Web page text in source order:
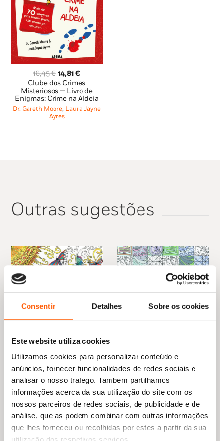
Consentir Detalhes Sobre os cookies
Este website utiliza cookies
Utilizamos cookies para personalizar conteúdo e
anúncios, fornecer funcionalidades de redes sociais e
analisar o nosso tráfego. Também partilhamos
informações acerca da sua utilização do site com os
nossos parceiros de redes sociais, de publicidade e de
análise, que as podem combinar com outras informações
que lhes forneceu ou recolhidas por estes a partir da sua
utilização dos respetivos serviços.
16,45€ O
preço
original
era:
16,45 €.
14,81€O
preço
atual
é:
14,81 €.
Clube dos Crimes
Misteriosos — Livro de
Enigmas: Crime na Aldeia
Dr. Gareth Moore, Laura Jayne
Ayres
Outras sugestões
12,69€O
preço
original
era:
12,69 €.
11,42€O
preço
atual
é:
11,42 €.
Sorrir com Todas as Cores:
Arte-terapia
12,69€O
preço
original
era:
12,69 €.
11,42
preço
atual
é:
11,42 €.
Vive no Agora: Livro de
Colorir
Helen Exley